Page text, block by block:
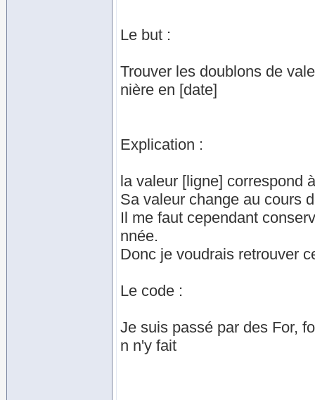
Le but :
Trouver les doublons de
nière en [date]
Explication :
la valeur [ligne] correspond
Sa valeur change au cours
Il me faut cependant
nnée.
Donc je voudrais retrouver
Le code :
Je suis passé par des For,
n n'y fait